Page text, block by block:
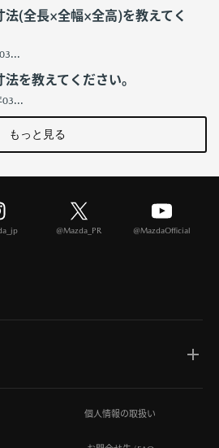
法(全長×全幅×全高)を教えてく
法を教えてください。
03...
もっと見る
@Mazda_PR @MazdaOfficial
個人情報の取扱い